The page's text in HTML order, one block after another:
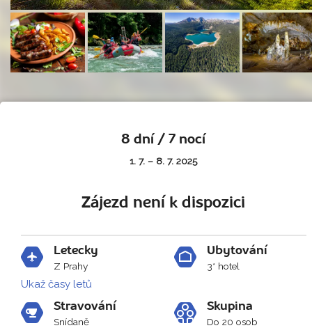
8 dní / 7 nocí
1. 7. – 8. 7. 2025
Zájezd není k dispozici
Letecky
Z Prahy
Ukaž časy letů
Ubytování
3* hotel
Stravování
Snídaně
Skupina
Do 20 osob